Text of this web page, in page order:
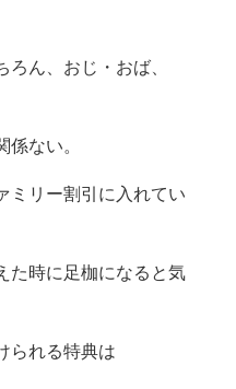
ん、おじ・おば、
ない。
ミリー割引に入れてい
た時に足枷になると気
られる特典は